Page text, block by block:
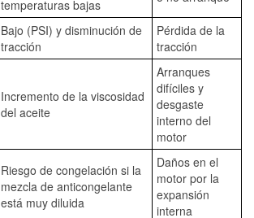
temperaturas bajas
Bajo (PSI) y disminución de
tracción
Pérdida de la
tracción
Incremento de la viscosidad
del aceite
Arranques
difíciles y
desgaste
interno del
motor
Riesgo de congelación si la
mezcla de anticongelante
está muy diluida
Daños en el
motor por la
expansión
interna